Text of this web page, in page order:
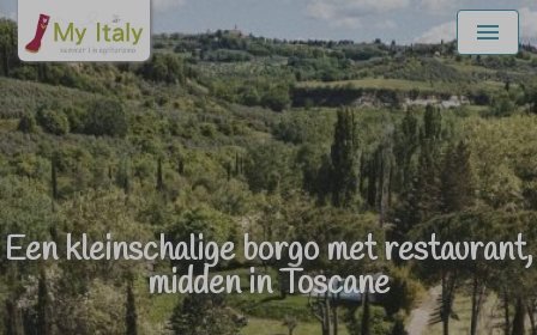
Menu
Een kleinschalige borgo met restaurant,
midden in Toscane